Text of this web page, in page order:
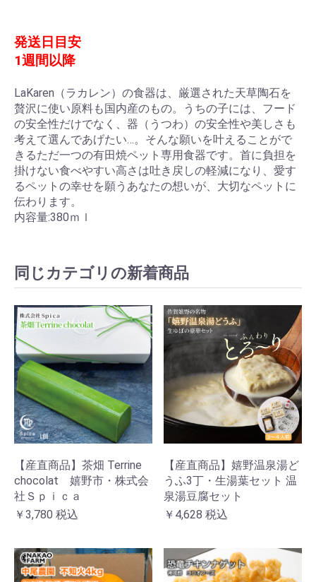
お買い物を続ける カートへ進む
発送日目安
1週間以降
LaKaren（ラカレン）の食器は、厳選された天草陶石を
贅沢に使い原料も国内産のもの。うちの子には、フード
の安全性だけでなく、器（うつわ）の安全性や美しさも
考えて選んであげたい…。そんな願いを叶えることがで
きるただ一つの有田焼ペット専用食器です。首に負担を
掛けない食べやすい高さは吐き戻しの軽減になり、愛す
るペットの幸せを願うあなたの想いが、大切なペットに
伝わります。
内容量:380ｍｌ
同じカテゴリの新着商品
【産直商品】茶畑 Terrine
chocolat 嬉野市・株式会
社Ｓｐｉｃａ
￥3,780 税込
【産直商品】嬉野温泉湯ど
うふ3丁・生湯葉セット 温
泉湯豆腐セット
￥4,628 税込